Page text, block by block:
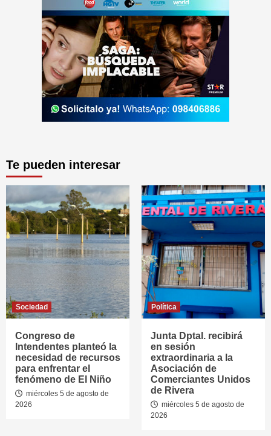
Te pueden interesar
Sociedad
Congreso de
Intendentes planteó la
necesidad de recursos
para enfrentar el
fenómeno de El Niño
miércoles 5 de agosto de
2026
Política
Junta Dptal. recibirá
en sesión
extraordinaria a la
Asociación de
Comerciantes Unidos
de Rivera
miércoles 5 de agosto de
2026